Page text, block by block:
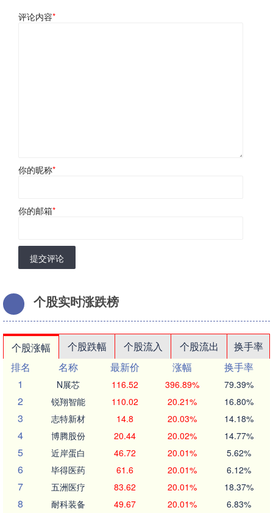
评论内容*
你的昵称*
你的邮箱*
提交评论
个股实时涨跌榜
个股涨幅 个股跌幅 个股流入 个股流出
换手率
排名
名称 最新价 涨幅
换手率
1
N展芯 116.52 396.89% 79.39%
2 锐翔智能 110.02 20.21% 16.80%
3 志特新材 14.8 20.03% 14.18%
4 博腾股份 20.44 20.02% 14.77%
5 近岸蛋白 46.72 20.01% 5.62%
6 毕得医药 61.6 20.01% 6.12%
7 五洲医疗 83.62 20.01% 18.37%
8 耐科装备 49.67 20.01% 6.83%